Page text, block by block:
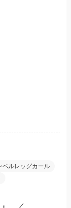
ベルレッグカール